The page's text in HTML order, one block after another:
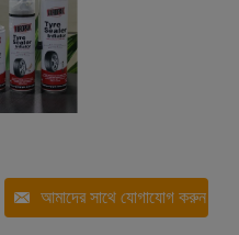
আমাদের সাথে যোগাযোগ করুন